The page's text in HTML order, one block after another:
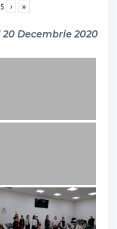
› »
Decembrie 2020